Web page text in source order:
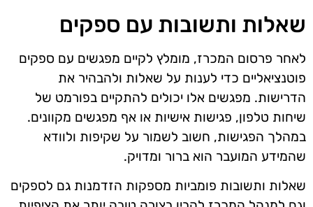
שאלות ותשובות עם ספקים
לאחר פרסום המכרז, מומלץ לקיים מפגשים עם ספקים
פוטנציאליים כדי לענות על שאלות ולהבהיר את
הדרישות. מפגשים אלו יכולים להתקיים בפורמט של
שיחות טלפון, פגישות אישיות או אף מפגשים מקוונים.
במהלך הפגישות, חשוב לשמור על שקיפות ולוודא
שהמידע המועבר הוא ברור ומדויק.
שאלות ותשובות פומביות מספקות הזדמנות גם לספקים